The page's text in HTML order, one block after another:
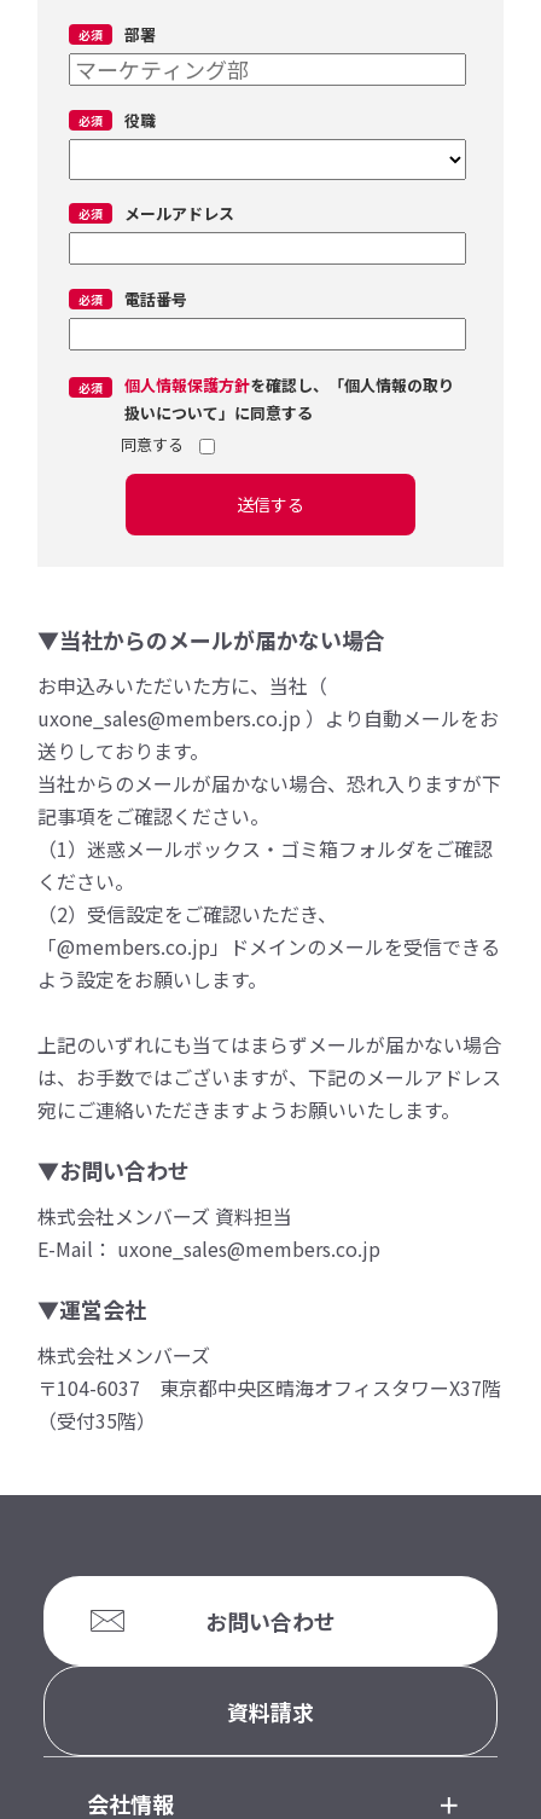
部署
役職
メールアドレス
電話番号
個人情報保護方針を確認し、「個人情報の取り
扱いについて」に同意する
送信する
▼当社からのメールが届かない場合
お申込みいただいた方に、当社（
uxone_sales@members.co.jp ）より自動メールをお
送りしております。
当社からのメールが届かない場合、恐れ入りますが下
記事項をご確認ください。
（1）迷惑メールボックス・ゴミ箱フォルダをご確認
ください。
（2）受信設定をご確認いただき、
「@members.co.jp」ドメインのメールを受信できる
よう設定をお願いします。
上記のいずれにも当てはまらずメールが届かない場合
は、お手数ではございますが、下記のメールアドレス
宛にご連絡いただきますようお願いいたします。
▼お問い合わせ
株式会社メンバーズ 資料担当
E-Mail： uxone_sales@members.co.jp
▼運営会社
株式会社メンバーズ
〒104-6037 東京都中央区晴海オフィスタワーX37階
（受付35階）
お問い合わせ
資料請求
会社情報